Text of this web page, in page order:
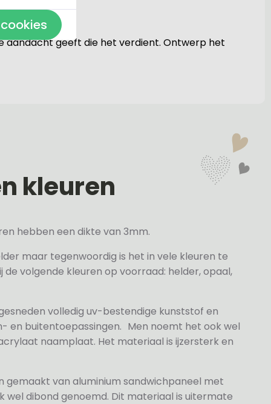
aandacht geeft die het verdient. Ontwerp het
kleuren
hebben een dikte van 3mm.
maar tegenwoordig is het in vele kleuren te
de volgende kleuren op voorraad: helder, opaal,
volledig uv-bestendige kunststof en
en buitentoepassingen. Men noemt het ook wel
naamplaat. Het materiaal is ijzersterk en
gemaakt van aluminium sandwichpaneel met
wel dibond genoemd. Dit materiaal is uitermate